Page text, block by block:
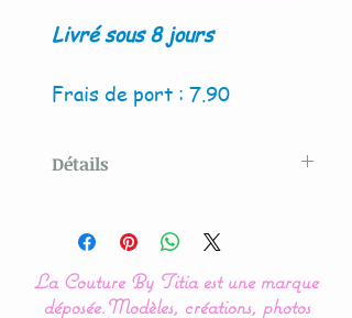
Livré sous 8 jours
Frais de port : 7.90
Détails
By Titia
La housse de matelas à
La Couture By Titia est une marque
déposée.Modèles, créations, photos